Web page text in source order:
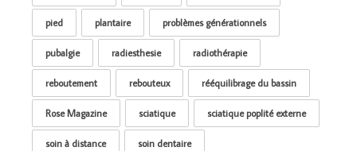
pied plantaire problèmes générationnels
pubalgie radiesthesie radiothérapie
reboutement rebouteux rééquilibrage du bassin
Rose Magazine sciatique sciatique poplité externe
soin à distance soin dentaire